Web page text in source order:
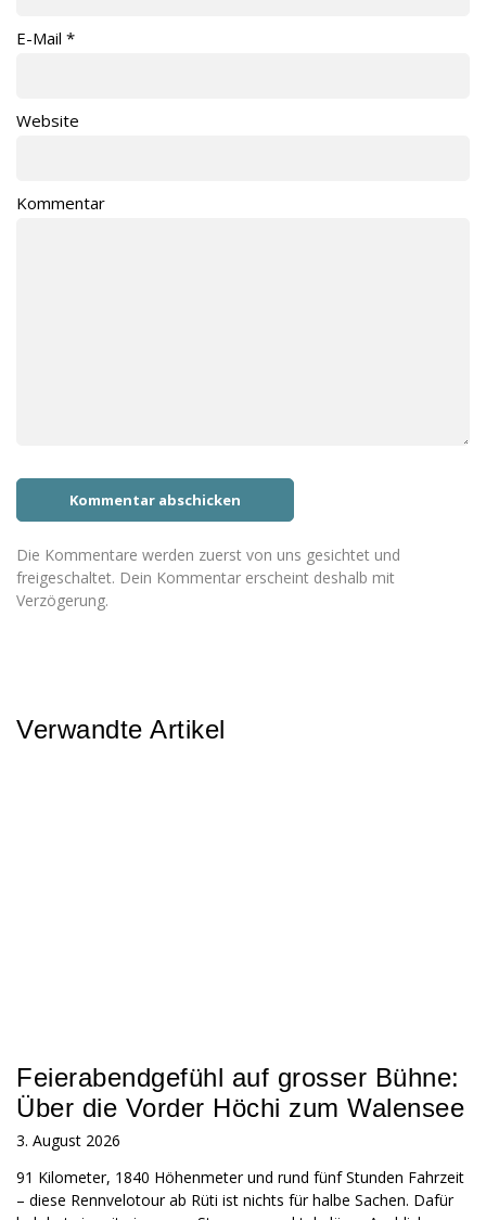
E-Mail *
Website
Kommentar
Die Kommentare werden zuerst von uns gesichtet und
freigeschaltet. Dein Kommentar erscheint deshalb mit
Verzögerung.
Verwandte Artikel
Feierabendgefühl auf grosser Bühne:
Über die Vorder Höchi zum Walensee
3. August 2026
91 Kilometer, 1840 Höhenmeter und rund fünf Stunden Fahrzeit
– diese Rennvelotour ab Rüti ist nichts für halbe Sachen. Dafür